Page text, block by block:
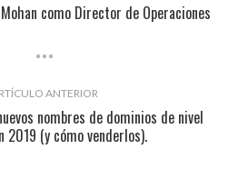
como Director de Operaciones
ANTERIOR
nombres de dominios de nivel
2019 (y cómo venderlos).